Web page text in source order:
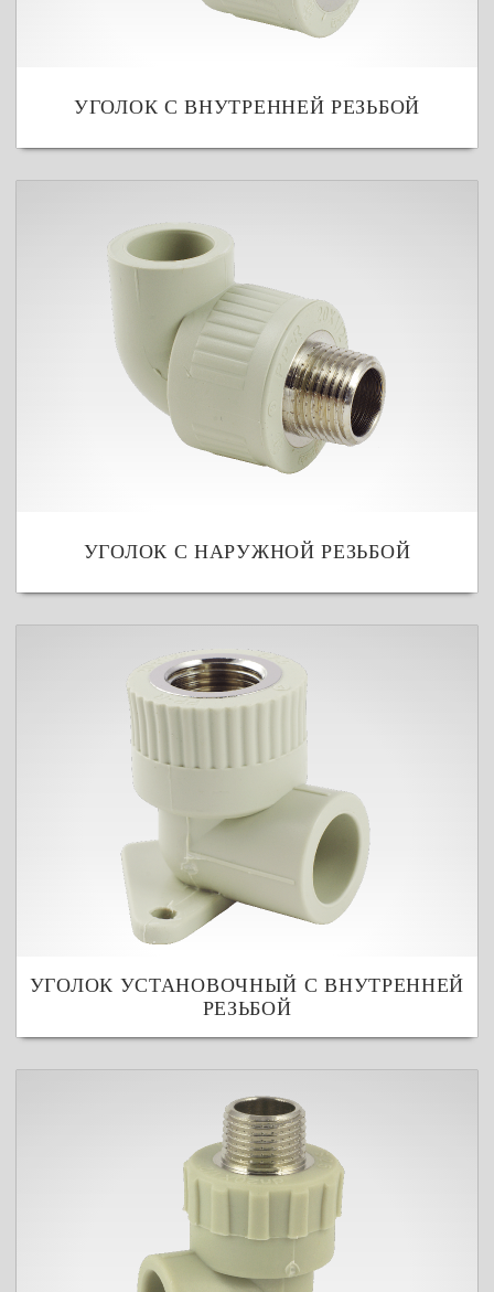
УГОЛОК С ВНУТРЕННЕЙ РЕЗЬБОЙ
УГОЛОК С НАРУЖНОЙ РЕЗЬБОЙ
УГОЛОК УСТАНОВОЧНЫЙ С ВНУТРЕННЕЙ
РЕЗЬБОЙ